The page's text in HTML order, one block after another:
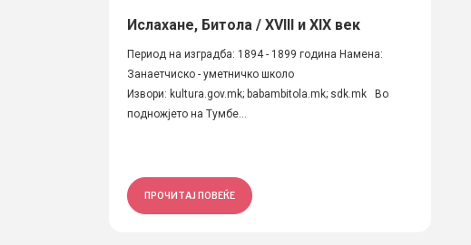
Ислахане, Битола / XVIII и XIX век
Период на изградба: 1894 - 1899 година Намена:
Занаетчиско - уметничко школо
Извори: kultura.gov.mk; babambitola.mk; sdk.mk Во
подножјето на Тумбе...
ПРОЧИТАЈ ПОВЕЌЕ